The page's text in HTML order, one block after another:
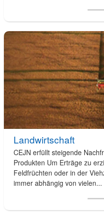
Landwirtschaft
CEJN erfüllt steigende
Produkten Um Erträge zu
Feldfrüchten oder in der
immer abhängig von vielen...